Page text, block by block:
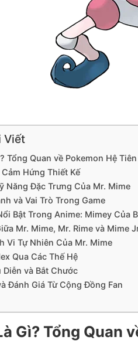
Viết
Tổng Quan về Pokemon Hệ
Hứng Thiết Kế
Năng Đặc Trưng Của Mr. Mime
và Vai Trò Trong Game
Bật Trong Anime: Mimey Của
Mr. Mime, Mr. Rime và Mime
Vi Tự Nhiên Của Mr. Mime
Qua Các Thế Hệ
Diễn và Bắt Chước
Đánh Giá Từ Cộng Đồng Fan
Gì? Tổng Quan